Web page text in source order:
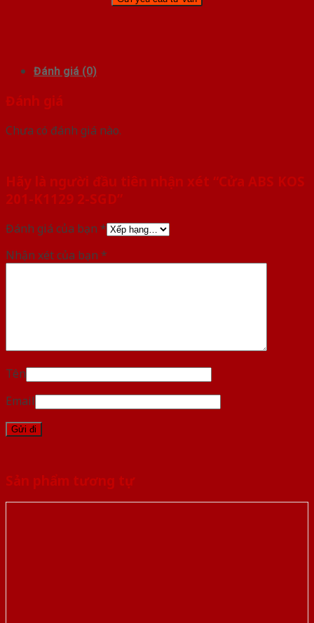
Đánh giá (0)
Đánh giá
Chưa có đánh giá nào.
Hãy là người đầu tiên nhận xét “Cửa ABS KOS
201-K1129 2-SGD”
Đánh giá của bạn *
Nhận xét của bạn *
Tên
Email
Sản phẩm tương tự